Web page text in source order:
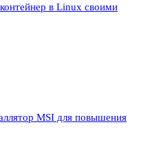
в Linux своими
MSI для повышения